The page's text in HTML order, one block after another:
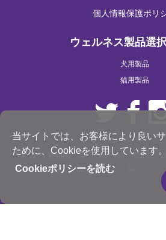
当サイトでは、お客様により良い
ために、Cookieを使用しています。
Cookieポリシーを読む
個人情報保護ポリ
ウェルネス製品選
犬用製品
猫用製品
© 2021 WellPet, LLC. Wellness® , CORE®